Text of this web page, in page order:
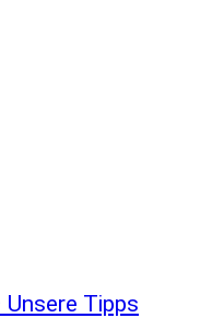
Tipps